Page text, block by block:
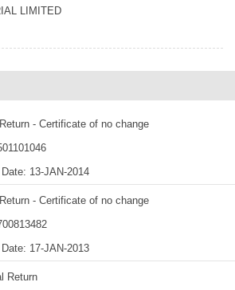
LIMITED
- Certificate of no change
13-JAN-2014
- Certificate of no change
17-JAN-2013
Return